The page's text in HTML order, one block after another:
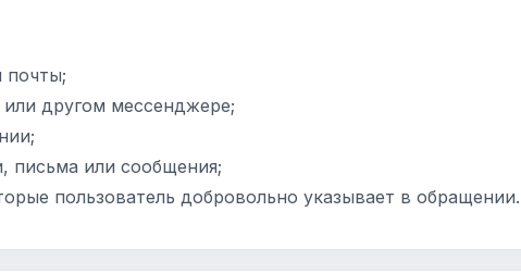
почты;
или другом мессенджере;
письма или сообщения;
пользователь добровольно указывает в обращении.